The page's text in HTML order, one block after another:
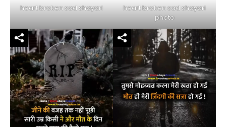
heart broken sad shayari
heart broken sad shayari
photo